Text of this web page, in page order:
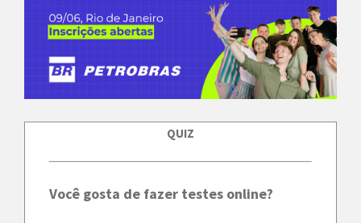
QUIZ
Você gosta de fazer testes online?